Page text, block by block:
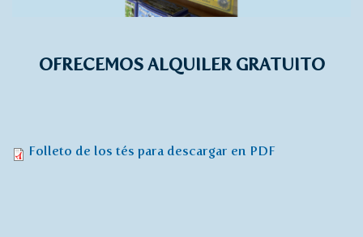
OFRECEMOS ALQUILER GRATUITO
Folleto de los tés para descargar en PDF